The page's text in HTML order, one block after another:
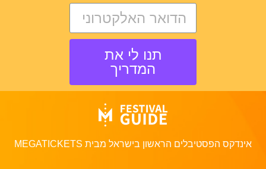
תנו לי את
המדריך
אינדקס הפסטיבלים הראשון בישראל מבית MEGATICKETS